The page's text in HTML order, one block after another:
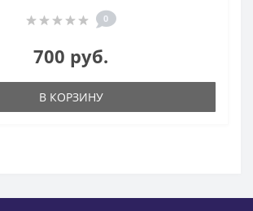
0
700 руб.
В КОРЗИНУ